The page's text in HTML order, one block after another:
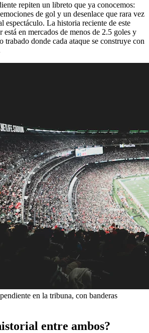
repiten un libreto que ya conocemos:
de gol y un desenlace que rara vez
espectáculo. La historia reciente de este
está en mercados de menos de 2.5 goles y
trabado donde cada ataque se construye con
en la tribuna, con banderas
entre ambos?